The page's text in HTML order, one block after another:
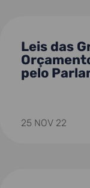
Leis das
pelo
25 NOV 22